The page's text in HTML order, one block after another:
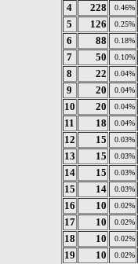
4
228 0.46%
5
126 0.25%
6
88 0.18%
7
50 0.10%
8
22 0.04%
9
20 0.04%
10
20 0.04%
11
18 0.04%
12
15 0.03%
13
15 0.03%
14
15 0.03%
15
14 0.03%
16
10 0.02%
17
10 0.02%
18
10 0.02%
19
10 0.02%